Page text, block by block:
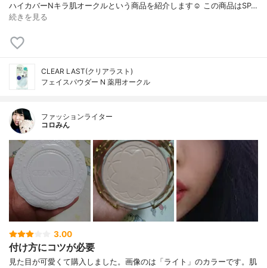
ハイカバーNキラ肌オークルという商品を紹介します☺️ この商品はSP…
続きを見る
CLEAR LAST(クリアラスト)
フェイスパウダー N 薬用オークル
ファッションライター
コロみん
3.00
付け方にコツが必要
見た目が可愛くて購入しました。画像のは「ライト」のカラーです。肌